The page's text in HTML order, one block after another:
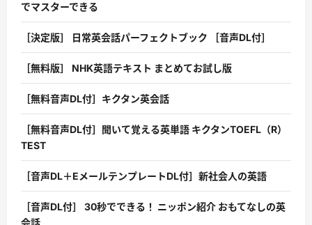
でマスターできる
［決定版］ 日常英会話パーフェクトブック ［音声DL付］
［無料版］ NHK英語テキスト まとめてお試し版
［無料音声DL付］キクタン英会話
［無料音声DL付］聞いて覚える英単語 キクタンTOEFL（R）
TEST
［音声DL＋EメールテンプレートDL付］新社会人の英語
［音声DL付］ 30秒でできる！ ニッポン紹介 おもてなしの英